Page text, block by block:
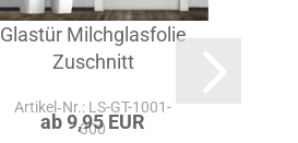
Glastür Milchglasfolie
Zuschnitt
Artikel‑Nr.: LS-GT-1001-
300
ab 9,95 EUR